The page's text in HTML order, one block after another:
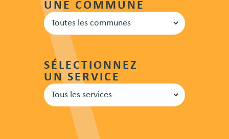
UNE COMMUNE
SÉLECTIONNEZ
UN SERVICE